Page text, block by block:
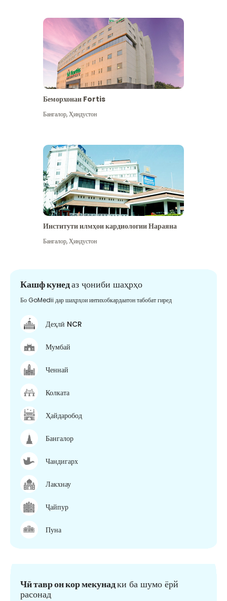
Беморхонаи Fortis
Бангалор,Ҳиндустон
Институти илмҳои кардиологии Нараяна
Бангалор,Ҳиндустон
Кашф кунедаз ҷониби шаҳрҳо
Бо GoMedii дар шаҳрҳои интихобкардаатон табобат гиред
Деҳлӣ NCR
Мумбай
Ченнай
Колката
Ҳайдаробод
Бангалор
Чандигарх
Лакхнау
Ҷайпур
Пуна
Чӣ тавр он кор мекунадки ба шумо ёрй
расонад